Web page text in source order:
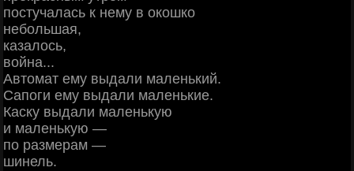
постучалась к нему в окошко
небольшая,
казалось,
война...
Автомат ему выдали маленький.
Сапоги ему выдали маленькие.
Каску выдали маленькую
и маленькую —
по размерам —
шинель.